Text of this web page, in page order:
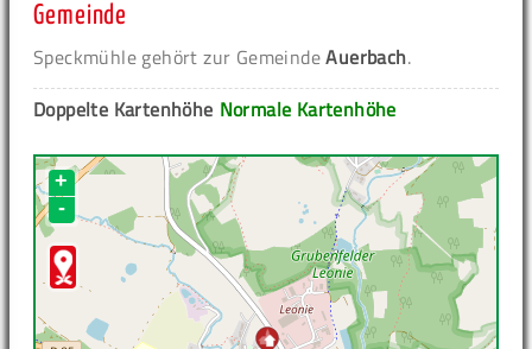
Gemeinde
Speckmühle gehört zur GemeindeAuerbach.
Normale Kartenhöhe
Doppelte Kartenhöhe
+
-